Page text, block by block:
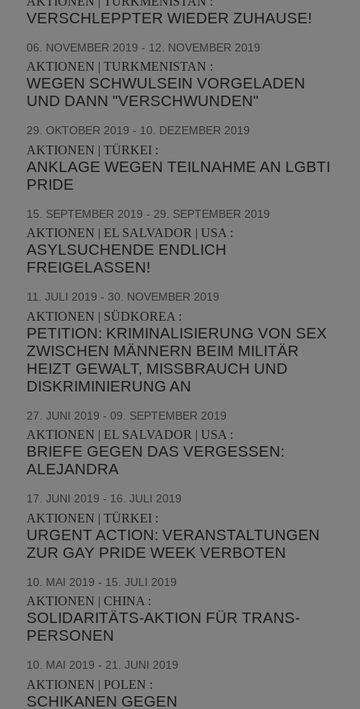
VERSCHLEPPTER WIEDER ZUHAUSE!
06. NOVEMBER 2019 - 12. NOVEMBER 2019
AKTIONEN | TURKMENISTAN :
WEGEN SCHWULSEIN VORGELADEN
UND DANN "VERSCHWUNDEN"
29. OKTOBER 2019 - 10. DEZEMBER 2019
AKTIONEN | TÜRKEI :
ANKLAGE WEGEN TEILNAHME AN LGBTI
PRIDE
15. SEPTEMBER 2019 - 29. SEPTEMBER 2019
AKTIONEN | EL SALVADOR | USA :
ASYLSUCHENDE ENDLICH
FREIGELASSEN!
11. JULI 2019 - 30. NOVEMBER 2019
AKTIONEN | SÜDKOREA :
PETITION: KRIMINALISIERUNG VON SEX
ZWISCHEN MÄNNERN BEIM MILITÄR
HEIZT GEWALT, MISSBRAUCH UND
DISKRIMINIERUNG AN
27. JUNI 2019 - 09. SEPTEMBER 2019
AKTIONEN | EL SALVADOR | USA :
BRIEFE GEGEN DAS VERGESSEN:
ALEJANDRA
17. JUNI 2019 - 16. JULI 2019
AKTIONEN | TÜRKEI :
URGENT ACTION: VERANSTALTUNGEN
ZUR GAY PRIDE WEEK VERBOTEN
10. MAI 2019 - 15. JULI 2019
AKTIONEN | CHINA :
SOLIDARITÄTS-AKTION FÜR TRANS-
PERSONEN
10. MAI 2019 - 21. JUNI 2019
AKTIONEN | POLEN :
SCHIKANEN GEGEN